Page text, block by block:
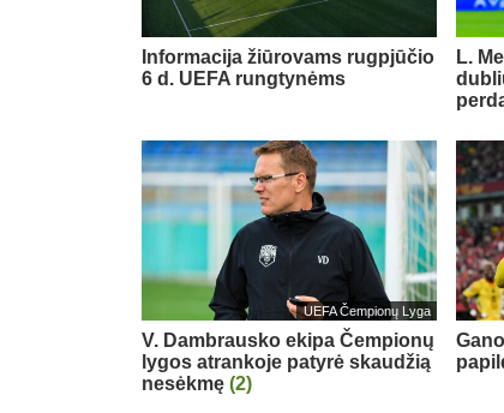
Informacija žiūrovams rugpjūčio
6 d. UEFA rungtynėms
L.
UEFA Čempionų Lyga
V. Dambrausko ekipa Čempionų
lygos atrankoje patyrė skaudžią
nesėkmę (2)